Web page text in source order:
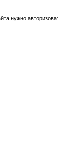
нужно